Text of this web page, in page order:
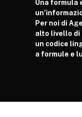
Una formula
Per noi di
alto livello
un codice
a formule e